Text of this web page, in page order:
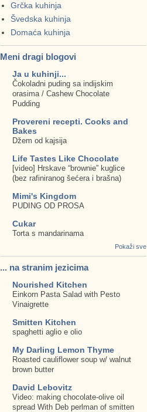
Grčka kuhinja
Švedska kuhinja
Domaća kuhinja
Meni dragi blogovi
Ja u kuhinji...
Čokoladni puding sa indijskim
orasima / Cashew Chocolate
Pudding
Provereni recepti. Cooks and
Bakes
Džem od kajsija
Life Tastes Like Chocolate
[video] Hrskave “brownie” kuglice
(bez rafiniranog šećera i brašna)
Mimi's Kingdom
PUDING OD PROSA
Cukar
Torta s mandarinama
Pokaži sve
... na stranim jezicima
Nourished Kitchen
Einkorn Pasta Salad with Pesto
Vinaigrette
Smitten Kitchen
spaghetti aglio e olio
My Darling Lemon Thyme
Roasted cauliflower soup w/ walnut
brown butter
David Lebovitz
Video: making chocolate-olive oil
spread With Deb perlman of smitten